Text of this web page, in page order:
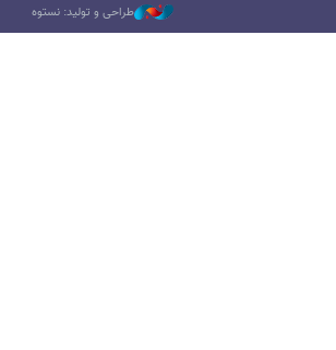
طراحی و تولید: نستوه